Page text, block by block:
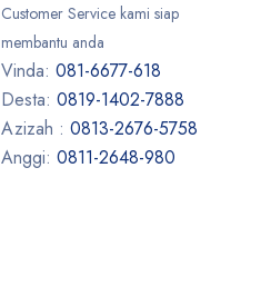
Customer Service kami siap
membantu anda
Vinda:081-6677-618
Desta:0819-1402-7888
Azizah :0813-2676-5758
Anggi:0811-2648-980